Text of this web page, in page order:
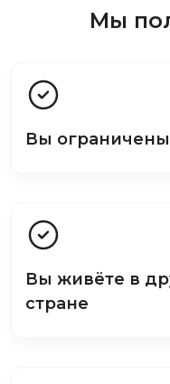
Мы
Вы
Вы живёте в
стране